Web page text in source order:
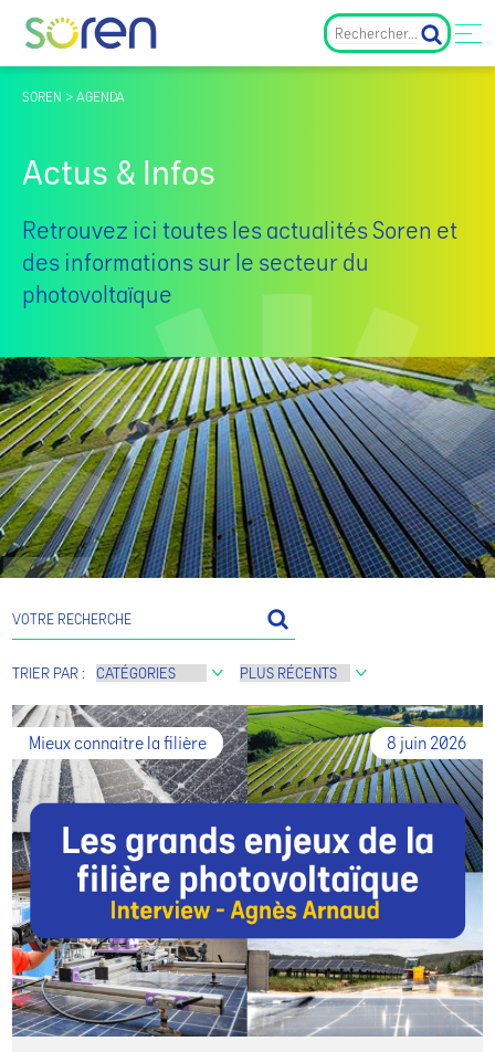
SOREN > AGENDA
Actus & Infos
Retrouvez ici toutes les actualités Soren et
des informations sur le secteur du
photovoltaïque
TRIER PAR :
8 juin 2026
Mieux connaitre la filière